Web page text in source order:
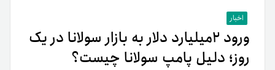
اخبار
ورود ۲میلیارد دلار به بازار سولانا در یک
روز؛ دلیل پامپ سولانا چیست؟